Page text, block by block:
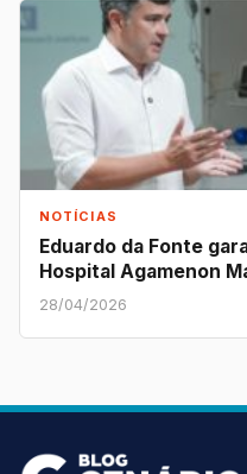
NOTÍCIAS
Eduardo da Fonte
Hospital Agamenon
28/04/2026